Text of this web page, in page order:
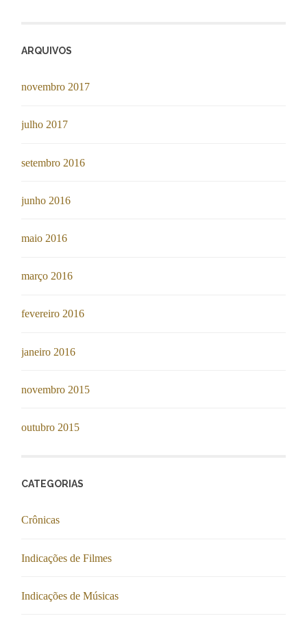
ARQUIVOS
novembro 2017
julho 2017
setembro 2016
junho 2016
maio 2016
março 2016
fevereiro 2016
janeiro 2016
novembro 2015
outubro 2015
CATEGORIAS
Crônicas
Indicações de Filmes
Indicações de Músicas